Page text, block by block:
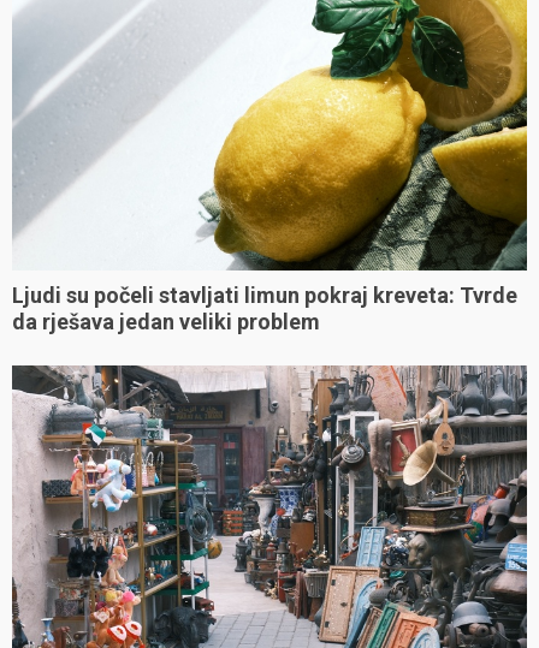
Ljudi su počeli stavljati limun pokraj kreveta: Tvrde
da rješava jedan veliki problem